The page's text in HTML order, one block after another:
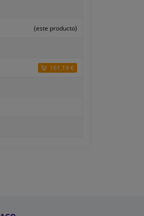
(este producto)
161,19 €